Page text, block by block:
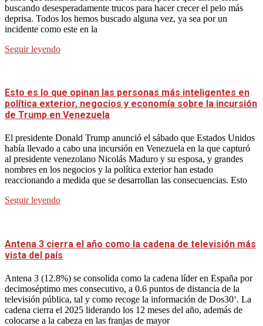
buscando desesperadamente trucos para hacer crecer el pelo más
deprisa. Todos los hemos buscado alguna vez, ya sea por un
incidente como este en la
Seguir leyendo
Esto es lo que opinan las personas más inteligentes en
política exterior, negocios y economía sobre la incursión
de Trump en Venezuela
El presidente Donald Trump anunció el sábado que Estados Unidos
había llevado a cabo una incursión en Venezuela en la que capturó
al presidente venezolano Nicolás Maduro y su esposa, y grandes
nombres en los negocios y la política exterior han estado
reaccionando a medida que se desarrollan las consecuencias. Esto
Seguir leyendo
Antena 3 cierra el año como la cadena de televisión más
vista del país
Antena 3 (12.8%) se consolida como la cadena líder en España por
decimoséptimo mes consecutivo, a 0.6 puntos de distancia de la
televisión pública, tal y como recoge la información de Dos30‘. La
cadena cierra el 2025 liderando los 12 meses del año, además de
colocarse a la cabeza en las franjas de mayor